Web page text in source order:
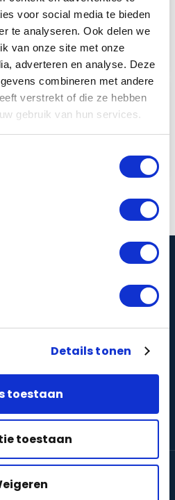
voor social media te bieden
te analyseren. Ook delen we
van onze site met onze
adverteren en analyse. Deze
combineren met andere
verstrekt of die ze hebben
gebruik van hun services.
Details tonen
toestaan
toestaan
Door onze kennis en
klant
bent zijn wij voldaan!
dus ook alles aan doen…
bij u
thuis,zelf een systeem
en prijzen
52 90 007
GEEN ACCOUNT NODIG